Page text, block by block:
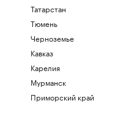
Татарстан
Тюмень
Черноземье
Кавказ
Карелия
Мурманск
Приморский край